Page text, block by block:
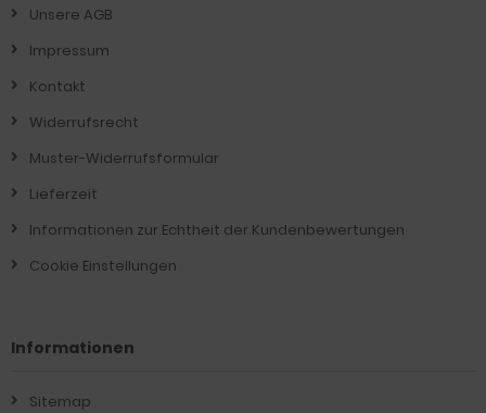
Unsere AGB
Impressum
Kontakt
Widerrufsrecht
Muster-Widerrufsformular
Lieferzeit
Informationen zur Echtheit der Kundenbewertungen
Cookie Einstellungen
Informationen
Sitemap